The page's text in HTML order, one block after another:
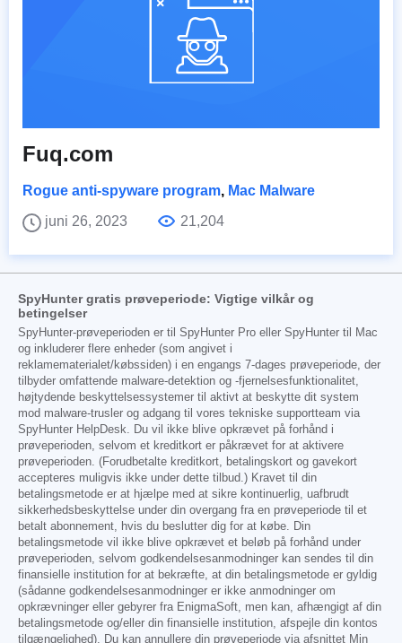
Fuq.com
Rogue anti-spyware program, Mac Malware
juni 26, 2023
21,204
SpyHunter gratis prøveperiode: Vigtige vilkår og
betingelser
SpyHunter-prøveperioden er til SpyHunter Pro eller SpyHunter til Mac
og inkluderer flere enheder (som angivet i
reklamematerialet/købssiden) i en engangs 7-dages prøveperiode, der
tilbyder omfattende malware-detektion og -fjernelsesfunktionalitet,
højtydende beskyttelsessystemer til aktivt at beskytte dit system
mod malware-trusler og adgang til vores tekniske supportteam via
SpyHunter HelpDesk. Du vil ikke blive opkrævet på forhånd i
prøveperioden, selvom et kreditkort er påkrævet for at aktivere
prøveperioden. (Forudbetalte kreditkort, betalingskort og gavekort
accepteres muligvis ikke under dette tilbud.) Kravet til din
betalingsmetode er at hjælpe med at sikre kontinuerlig, uafbrudt
sikkerhedsbeskyttelse under din overgang fra en prøveperiode til et
betalt abonnement, hvis du beslutter dig for at købe. Din
betalingsmetode vil ikke blive opkrævet et beløb på forhånd under
prøveperioden, selvom godkendelsesanmodninger kan sendes til din
finansielle institution for at bekræfte, at din betalingsmetode er gyldig
(sådanne godkendelsesanmodninger er ikke anmodninger om
opkrævninger eller gebyrer fra EnigmaSoft, men kan, afhængigt af din
betalingsmetode og/eller din finansielle institution, afspejle din kontos
tilgængelighed). Du kan annullere din prøveperiode via afsnittet Min